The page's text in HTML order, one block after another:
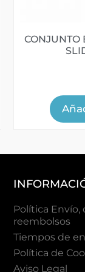
CONJUNTO
Política
reembolsos
Tiempos de
Polí­tica de
Aviso Legal